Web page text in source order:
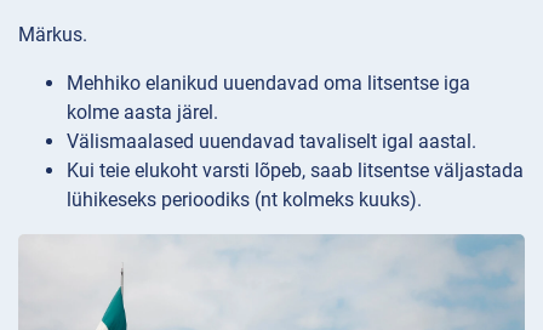
Märkus.
Mehhiko elanikud uuendavad oma litsentse iga
kolme aasta järel.
Välismaalased uuendavad tavaliselt igal aastal.
Kui teie elukoht varsti lõpeb, saab litsentse väljastada
lühikeseks perioodiks (nt kolmeks kuuks).